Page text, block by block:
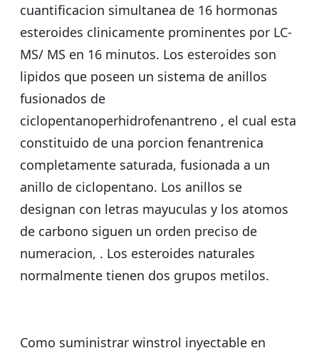
cuantificacion simultanea de 16 hormonas
esteroides clinicamente prominentes por LC-
MS/ MS en 16 minutos. Los esteroides son
lipidos que poseen un sistema de anillos
fusionados de
ciclopentanoperhidrofenantreno , el cual esta
constituido de una porcion fenantrenica
completamente saturada, fusionada a un
anillo de ciclopentano. Los anillos se
designan con letras mayuculas y los atomos
de carbono siguen un orden preciso de
numeracion, . Los esteroides naturales
normalmente tienen dos grupos metilos.
Como suministrar winstrol inyectable en